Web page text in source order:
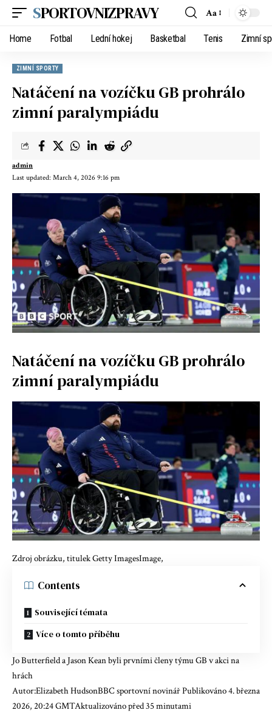
SPORTOVNIZPRAVY Aa
Home Fotbal Lední hokej Basketbal Tenis Zimní
ZIMNÍ SPORTY
Natáčení na vozíčku GB prohrálo
zimní paralympiádu
Last updated: March 4, 2026 9:16 pm
admin
Natáčení na vozíčku GB prohrálo
zimní paralympiádu
Zdroj obrázku, titulek Getty ImagesImage,
Contents
Související témata
Více o tomto příběhu
Jo Butterfield a Jason Kean byli prvními členy týmu GB v akci na
hrách
Autor:Elizabeth HudsonBBC sportovní novinář Publikováno 4. března
2026, 20:24 GMTAktualizováno před 35 minutami